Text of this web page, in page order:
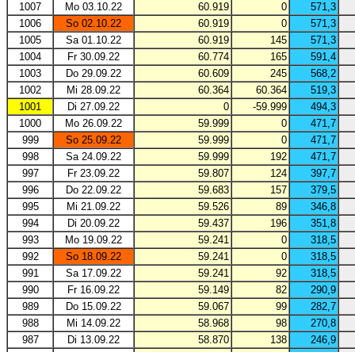
1007
Mo 03.10.22 60.919 0
571,3
1006
So 02.10.22 60.919 0
571,3
1005
Sa 01.10.22 60.919 145
571,3
1004
Fr 30.09.22 60.774 165
591,4
1003
Do 29.09.22 60.609 245
568,2
1002
Mi 28.09.22 60.364 60.364
519,3
1001
Di 27.09.22 0 -59.999
494,3
1000
Mo 26.09.22 59.999 0
471,7
999
So 25.09.22 59.999 0
471,7
998
Sa 24.09.22 59.999 192
471,7
997
Fr 23.09.22 59.807 124
397,7
996
Do 22.09.22 59.683 157
379,5
995
Mi 21.09.22 59.526 89
346,8
994
Di 20.09.22 59.437 196
351,8
993
Mo 19.09.22 59.241 0
318,5
992
So 18.09.22 59.241 0
318,5
991
Sa 17.09.22 59.241 92
318,5
990
Fr 16.09.22 59.149 82
290,9
989
Do 15.09.22 59.067 99
282,7
988
Mi 14.09.22 58.968 98
270,8
987
Di 13.09.22 58.870 138
246,9